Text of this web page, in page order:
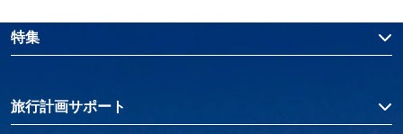
特集
旅行計画サポート